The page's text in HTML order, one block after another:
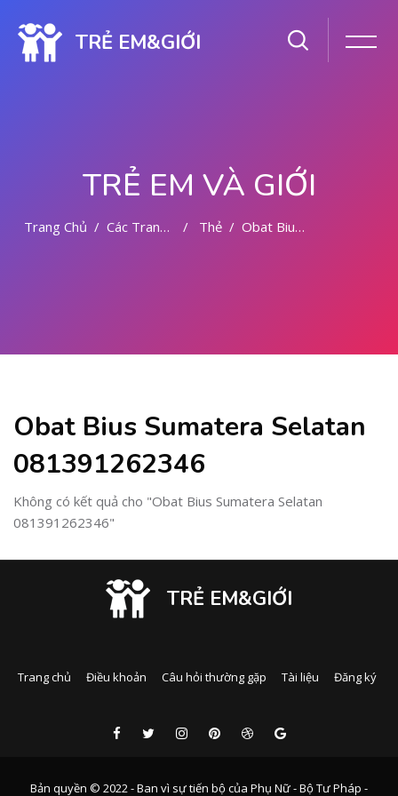
TRẺ EM&GIỚI
TRẺ EM VÀ GIỚI
Trang Chủ Các Trang Của Hệ Thống Thẻ Obat Bius Sumatera Selatan 081391262346
Obat Bius Sumatera Selatan
081391262346
Không có kết quả cho "Obat Bius Sumatera Selatan
081391262346"
TRẺ EM&GIỚI
Trang chủ Điều khoản Câu hỏi thường gặp Tài liệu Đăng ký
Bản quyền © 2022 - Ban vì sự tiến bộ của Phụ Nữ - Bộ Tư Pháp -